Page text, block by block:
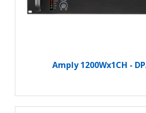
Amply 1200Wx1CH -